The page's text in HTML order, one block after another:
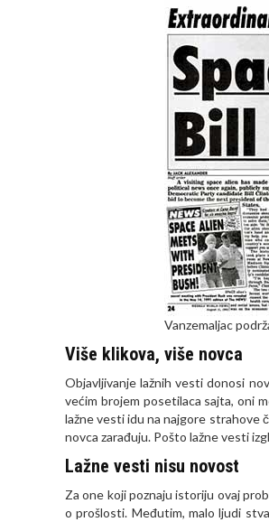
Vanzemaljac
Više klikova, više novca
Objavljivanje lažnih vesti donosi
većim brojem posetilaca sajta, oni
lažne vesti idu na najgore strahove
novca zarađuju. Pošto lažne vesti
Lažne vesti nisu novost
Za one koji poznaju istoriju ovaj
o prošlosti. Međutim, malo ljudi